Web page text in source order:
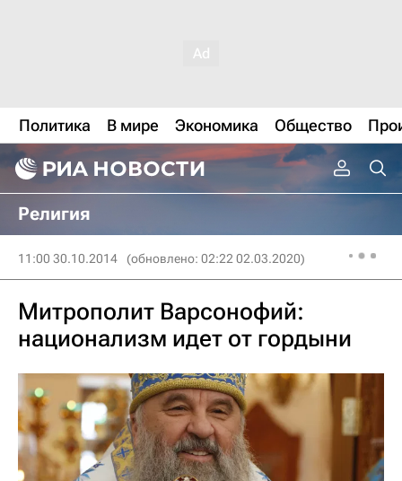
Политика В мире Экономика Общество
Религия
11:00 30.10.2014 (обновлено: 02:22 02.03.2020)
Митрополит Варсонофий:
национализм идет от гордыни